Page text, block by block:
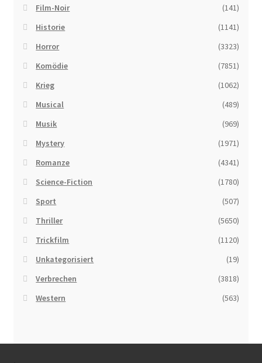
Film-Noir
(141)
Historie
(1141)
Horror
(3323)
Komödie
(7851)
Krieg
(1062)
Musical
(489)
Musik
(969)
Mystery
(1971)
Romanze
(4341)
Science-Fiction
(1780)
Sport
(507)
Thriller
(5650)
Trickfilm
(1120)
Unkategorisiert
(19)
Verbrechen
(3818)
Western
(563)